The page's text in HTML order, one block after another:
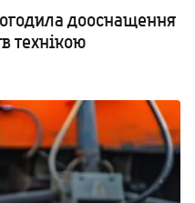
дооснащення
технікою